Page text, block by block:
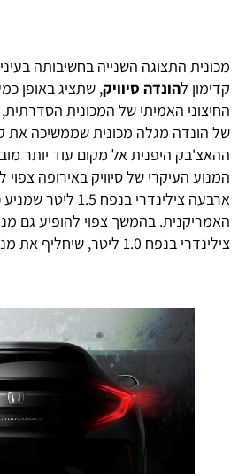
התצוגה השנייה בחשיבותה בעיניים
להונדה סיוויק, שתציג באופן
האמיתי של המכונית הסדרתית,
הונדה מגלה מכונית שממשיכה את קווי
היפנית אל מקום עוד יותר מובחן
העיקרי של סיוויק באירופה צפוי
ארבעה צילינדרי בנפח 1.5
בהמשך צפוי להופיע גם מנוע
בנפח 1.0 ליטר, שיחליף את מנוע ה-1.8 האטמוספירי.